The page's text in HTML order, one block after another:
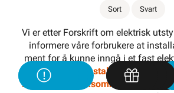
Sort Svart
Vi er etter Forskrift om elektrisk
informere våre forbrukere at
ment for å kunne inngå i et fast
kun installeres av en
installasjonsvirksomhet
. Unntatt er